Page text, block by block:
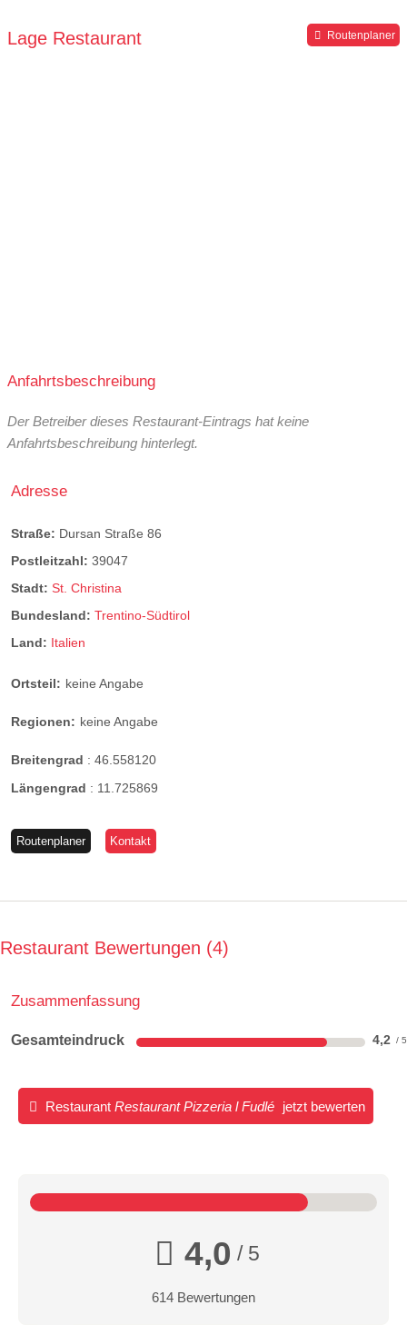
Lage Restaurant Routenplaner
Anfahrtsbeschreibung
Der Betreiber dieses Restaurant-Eintrags hat keine
Anfahrtsbeschreibung hinterlegt.
Adresse
Straße: Dursan Straße 86
Postleitzahl: 39047
Stadt: St. Christina
Bundesland: Trentino-Südtirol
Land: Italien
Ortsteil: keine Angabe
Regionen: keine Angabe
Breitengrad : 46.558120
Längengrad : 11.725869
Routenplaner Kontakt
Restaurant Bewertungen 4
Zusammenfassung
Gesamteindruck 4,2
Restaurant Restaurant Pizzeria l Fudlé jetzt bewerten
4,0 / 5
614 Bewertungen